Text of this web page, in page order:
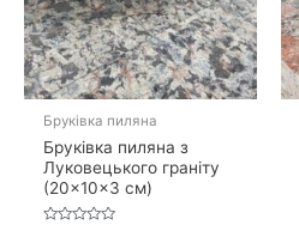
Бруківка пиляна
Бруківка пиляна з
Луковецького граніту
(20×10×3 см)